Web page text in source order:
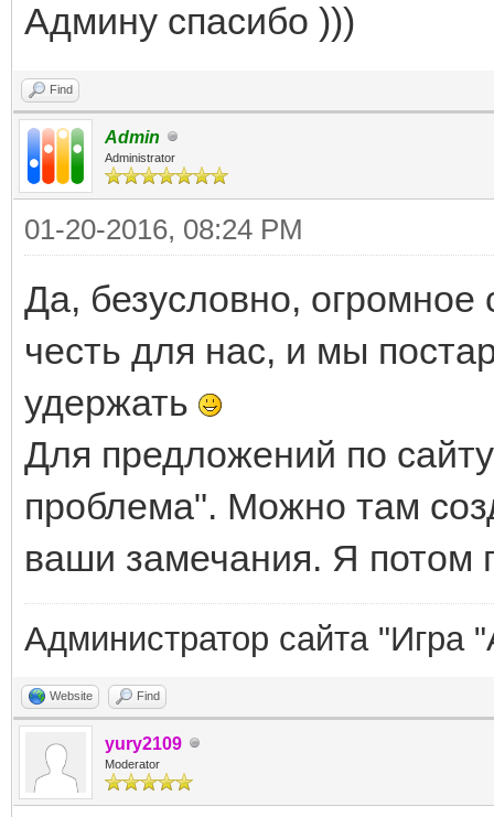
Админу спасибо )))
Find
Admin
Administrator
01-20-2016, 08:24 PM
Да, безусловно,
честь для нас, и мы
удержать
Для предложений по
проблема". Можно там
ваши замечания. Я потом
Администратор сайта "Игра
Website Find
yury2109
Moderator